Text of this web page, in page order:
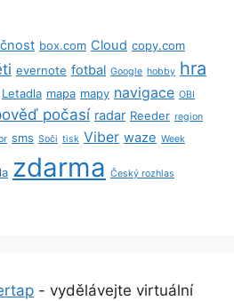
box.com Cloud copy.com
evernote fotbal Google hobby hra
Letadla mapa mapy navigace OBI
počasí radar Reeder region
sms Soči tisk Viber waze Week
zdarma Český rozhlas
- vydělávejte virtuální